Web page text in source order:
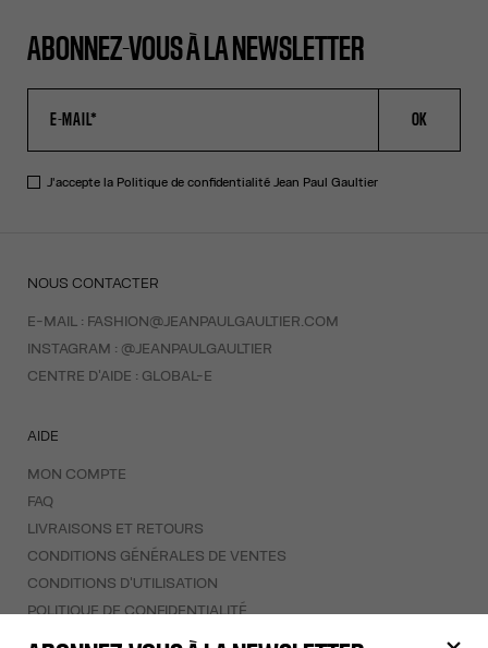
ABONNEZ-VOUS À LA NEWSLETTER
OK
J'accepte la Politique de confidentialitéJean Paul Gaultier
NOUS CONTACTER
E-MAIL : FASHION@JEANPAULGAULTIER.COM
INSTAGRAM : @JEANPAULGAULTIER
CENTRE D'AIDE : GLOBAL-E
AIDE
MON COMPTE
FAQ
LIVRAISONS ET RETOURS
CONDITIONS GÉNÉRALES DE VENTES
CONDITIONS D'UTILISATION
POLITIQUE DE CONFIDENTIALITÉ
FORMULAIRE DE RÉTRACTATION